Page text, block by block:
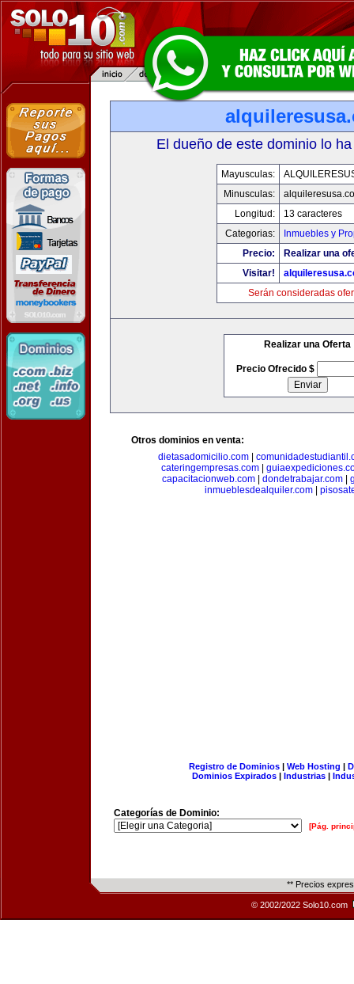
El dueño de este dominio lo
Mayusculas:
Minusculas:
Longitud:
13 caracteres
Categorias:
Inmuebles y
Precio:
Realizar una
Visitar!
Serán consideradas
Realizar una Oferta
Precio Ofrecido $
Otros dominios en venta:
dietasadomicilio.com
cateringempresas.com|
capacitacionweb.com
dondetrabajar.com
inmueblesdealquiler.com
Registro de Dominios| Web Hosting |
Dominios Expirados | Industrias |
Categorías de Dominio:
[Pág.
** Precios
© 2002/2022 Solo10.com